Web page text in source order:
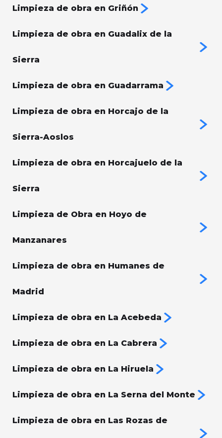
Limpieza de obra en Griñón
Limpieza de obra en Guadalix de la
Sierra
Limpieza de obra en Guadarrama
Limpieza de obra en Horcajo de la
Sierra-Aoslos
Limpieza de obra en Horcajuelo de la
Sierra
Limpieza de Obra en Hoyo de
Manzanares
Limpieza de obra en Humanes de
Madrid
Limpieza de obra en La Acebeda
Limpieza de obra en La Cabrera
Limpieza de obra en La Hiruela
Limpieza de obra en La Serna del Monte
Limpieza de obra en Las Rozas de